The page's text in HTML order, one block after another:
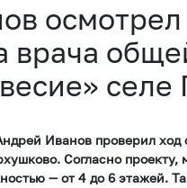
врача
селе
Иванов проверил ход
Согласно проекту,
— от 4 до 6 этажей.